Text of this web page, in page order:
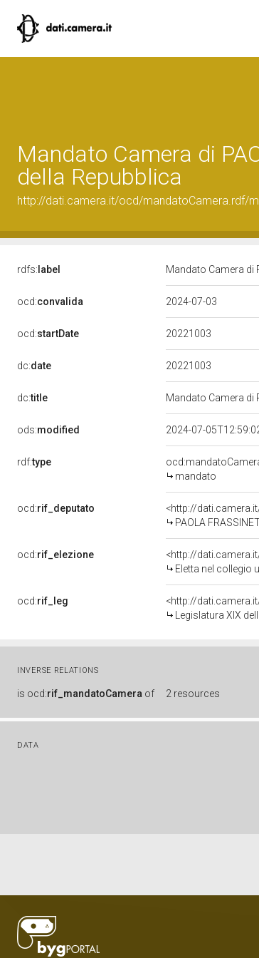
Mandato Camera di
della Repubblica
http://dati.camera.it/ocd/mandatoCamera.rdf/
rdfs: label Mandato Camera di
ocd:convalida 2024-07-03
ocd:startDate 20221003
dc:date 20221003
dc:title Mandato Camera di
ods:modified 2024-07-
rdf:type
mandato
ocd:rif_deputato
<http://
PAOLA
ocd:rif_elezione
<http://
Eletta nel collegio
ocd:rif_leg
<http://
Legislatura XIX
INVERSE RELATIONS
is ocd:rif_mandatoCamera of 2 resources
DATA